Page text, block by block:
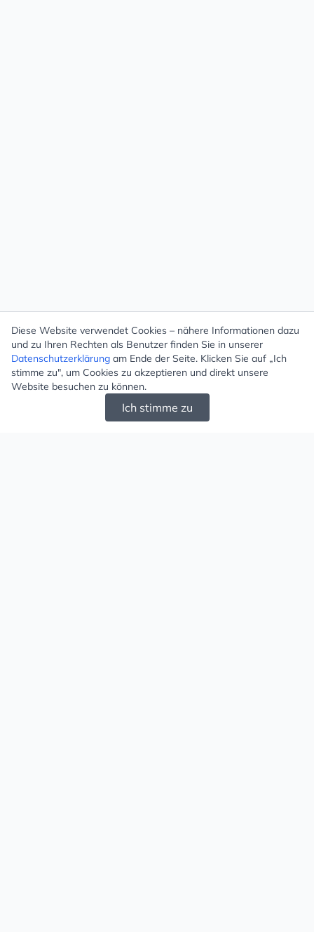
Diese Website verwendet Cookies – nähere Informationen dazu
und zu Ihren Rechten als Benutzer finden Sie in unserer
Datenschutzerklärung am Ende der Seite. Klicken Sie auf „Ich
stimme zu", um Cookies zu akzeptieren und direkt unsere
Website besuchen zu können.
Ich stimme zu